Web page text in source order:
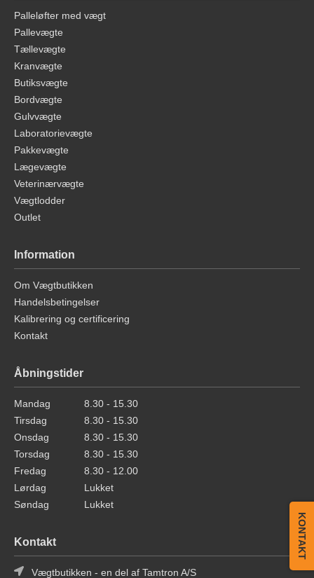
Palleløfter med vægt
Pallevægte
Tællevægte
Kranvægte
Butiksvægte
Bordvægte
Gulvvægte
Laboratorievægte
Pakkevægte
Lægevægte
Veterinærvægte
Vægtlodder
Outlet
Information
Om Vægtbutikken
Handelsbetingelser
Kalibrering og certificering
Kontakt
Åbningstider
Mandag
8.30 - 15.30
Tirsdag
8.30 - 15.30
Onsdag
8.30 - 15.30
Torsdag
8.30 - 15.30
Fredag
8.30 - 12.00
Lørdag
Lukket
Søndag
Lukket
Kontakt
Vægtbutikken - en del af Tamtron A/S
KONTAKT